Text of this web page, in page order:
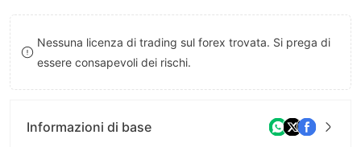
8
9
9
Nessuna licenza di trading sul forex trovata. Si prega di
essere consapevoli dei rischi.
Informazioni di base